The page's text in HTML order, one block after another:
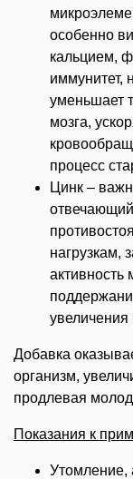
особенно
кальцием,
иммунитет,
уменьшает
мозга,
процесс
Цинк –
нагрузкам,
Добавка
организм,
продлевая
Показания к
Утомление,